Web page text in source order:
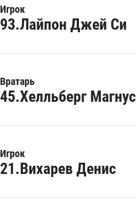
Игрок
93.Лайпон Джей Си
Вратарь
45.Хелльберг Магнус
Игрок
21.Вихарев Денис